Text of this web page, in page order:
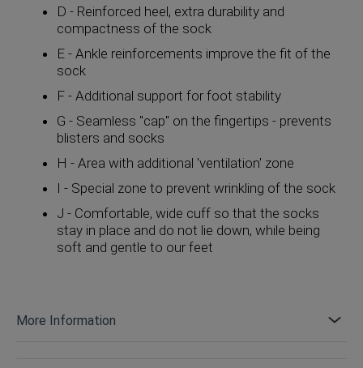
D - Reinforced heel, extra durability and
compactness of the sock
E - Ankle reinforcements improve the fit of the
sock
F - Additional support for foot stability
G - Seamless "cap" on the fingertips - prevents
blisters and socks
H - Area with additional 'ventilation' zone
I - Special zone to prevent wrinkling of the sock
J - Comfortable, wide cuff so that the socks
stay in place and do not lie down, while being
soft and gentle to our feet
More Information